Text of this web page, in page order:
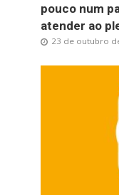
pouco num
atender ao
23 de outubro